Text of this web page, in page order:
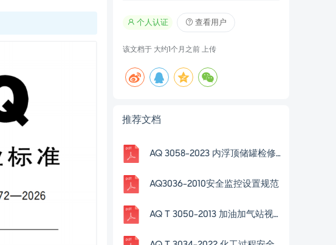
个人认证 查看用户
该文档于 大约1个月之前 上传
推荐文档
AQ 3058-2023 内浮顶储罐检修安全规范
AQ3036-2010安全监控设置规范
AQ T 3050-2013 加油加气站视频安防监控系统技术